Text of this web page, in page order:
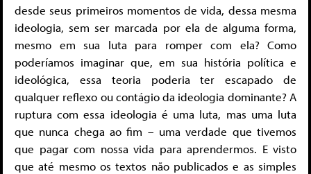
desde seus primeiros momentos de vida, dessa mesma
ideologia, sem ser marcada por ela de alguma forma,
mesmo em sua luta para romper com ela? Como
poderíamos imaginar que, em sua história política e
ideológica, essa teoria poderia ter escapado de
qualquer reflexo ou contágio da ideologia dominante? A
ruptura com essa ideologia é uma luta, mas uma luta
que nunca chega ao fim – uma verdade que tivemos
que pagar com nossa vida para aprendermos. E visto
que até mesmo os textos não publicados e as simples